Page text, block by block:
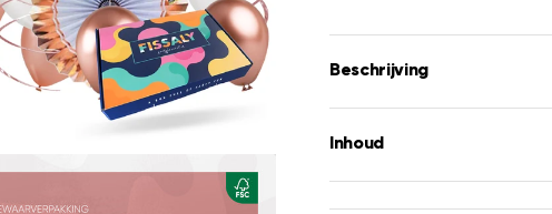
Beschrijving
Inhoud